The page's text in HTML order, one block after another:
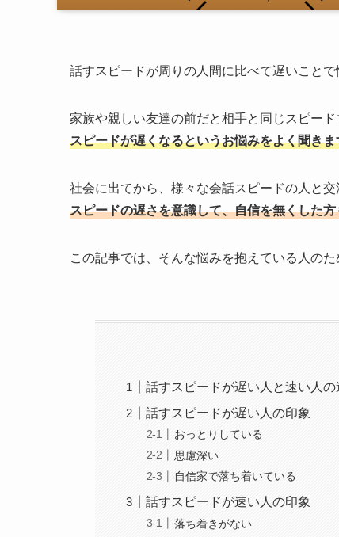
話すスピードが周りの人間に比べて遅いこと
家族や親しい友達の前だと相手と同じスピード
スピードが遅くなるというお悩みをよく聞きま
社会に出てから、様々な会話スピードの人と交
スピードの遅さを意識して、自信を無くした
この記事では、そんな悩みを抱えている人の
話すスピードが遅い人と速い人の
話すスピードが遅い人の印象
おっとりしている
思慮深い
自信家で落ち着いている
話すスピードが速い人の印象
落ち着きがない